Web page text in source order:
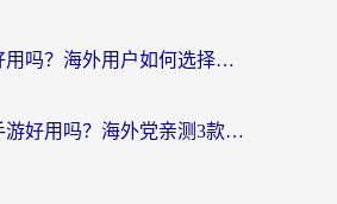
迅游和银河好用吗？海外用户如何选择回国加速器实现无缝访问国内资源
穿梭和奇游手游好用吗？海外党亲测3款回国加速器，附蜜蜂加速器七天试用攻略